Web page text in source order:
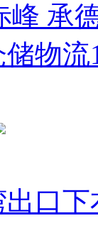
峰 承
物流
口